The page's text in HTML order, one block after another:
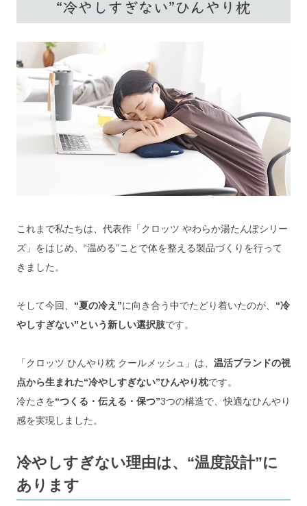
これまで私たちは、代表作「クロッツ やわらか湯たんぽシリー
ズ」をはじめ、“温める”ことで体を整える製品づくりを行って
きました。
そして今回、 “夏の冷え”に向き合う中でたどり着いたのが、 “冷
やしすぎない”という新しい選択肢です。
「クロッツ ひんやり枕 クールメッシュ」は、 温活ブランドの視
点から生まれた“冷やしすぎない”ひんやり枕です。
冷たさを“つくる・伝える・保つ”3つの構造で、快適なひんやり
感を実現しました。
冷やしすぎない理由は、“温度設計”に
あります